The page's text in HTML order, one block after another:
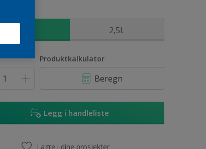
2,5L
Produktkalkulator
Beregn
Legg i handleliste
Lagre i dine prosjekter